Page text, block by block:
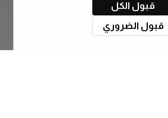
قبول الكل
قبول الضروري